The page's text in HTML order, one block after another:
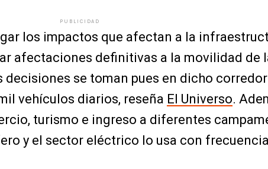
PUBLICIDAD
los impactos que afectan a la
afectaciones definitivas a la movilidad de
decisiones se toman pues en dicho corredor
vehículos diarios, reseña El Universo.
turismo e ingreso a diferentes
y el sector eléctrico lo usa con